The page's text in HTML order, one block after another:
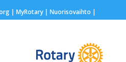
| MyRotary | Nuorisovaihto |